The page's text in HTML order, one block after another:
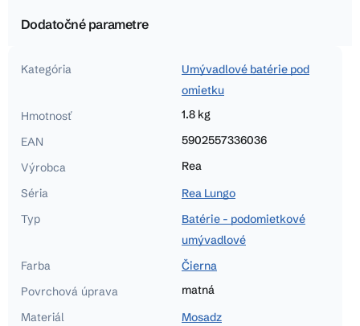
Dodatočné parametre
Kategória
Umývadlové batérie pod
omietku
Hmotnosť
1.8 kg
EAN
5902557336036
Výrobca
Rea
Séria
Rea Lungo
Typ
Batérie - podomietkové
umývadlové
Farba
Čierna
Povrchová úprava
matná
Materiál
Mosadz